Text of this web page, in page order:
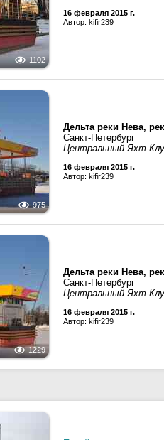
1102
16 февраля 2015 г.
Автор: kifir239
975
Дельта реки Нева,
Санкт-Петербург
Центральный Яхт-
16 февраля 2015 г.
Автор: kifir239
1229
Дельта реки Нева,
Санкт-Петербург
Центральный Яхт-
16 февраля 2015 г.
Автор: kifir239